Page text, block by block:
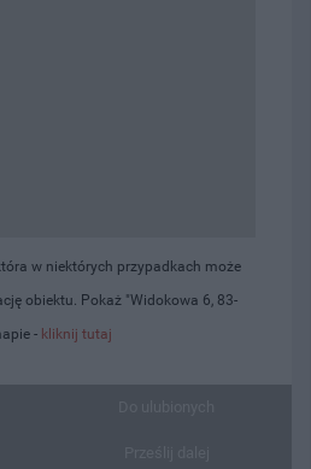
w niektórych przypadkach może
obiektu. Pokaż "Widokowa 6, 83-
- kliknij tutaj